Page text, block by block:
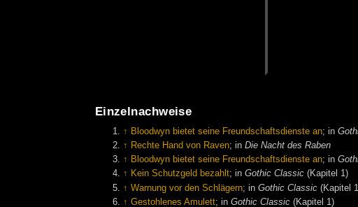
Einzelnachweise
↑ Bloodwyn bietet seine Freundschaftsdienste an; in
↑ Rechte Hand von Raven; inDie Nacht des Raben
↑ Bloodwyn bietet seine Freundschaftsdienste an; in
↑ Kein Schutzgeld bezahlt; inGothic Classic (Kapitel 1)
↑ Warnung vor den Schlägern; inGothic Classic (Kapitel
↑ Gestohlenes Amulett; inGothic Classic (Kapitel 1)